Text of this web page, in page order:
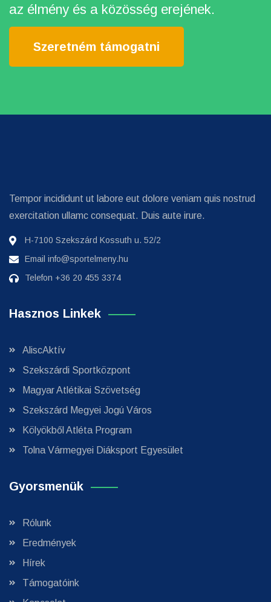
az élmény és a közösség erejének.
Szeretném támogatni
Tempor incididunt ut labore eut dolore veniam quis nostrud
exercitation ullamc consequat. Duis aute irure.
H-7100 Szekszárd Kossuth u. 52/2
Email info@sportelmeny.hu
Telefon +36 20 455 3374
Hasznos Linkek
AliscAktív
Szekszárdi Sportközpont
Magyar Atlétikai Szövetség
Szekszárd Megyei Jogú Város
Kölyökből Atléta Program
Tolna Vármegyei Diáksport Egyesület
Gyorsmenük
Rólunk
Eredmények
Hírek
Támogatóink